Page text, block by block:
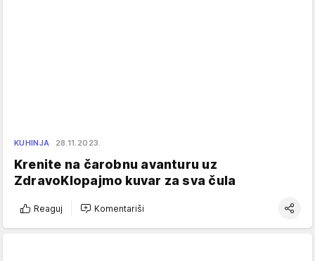
KUHINJA 28.11.2023.
Krenite na čarobnu avanturu uz
ZdravoKlopajmo kuvar za sva čula
Reaguj Komentariši